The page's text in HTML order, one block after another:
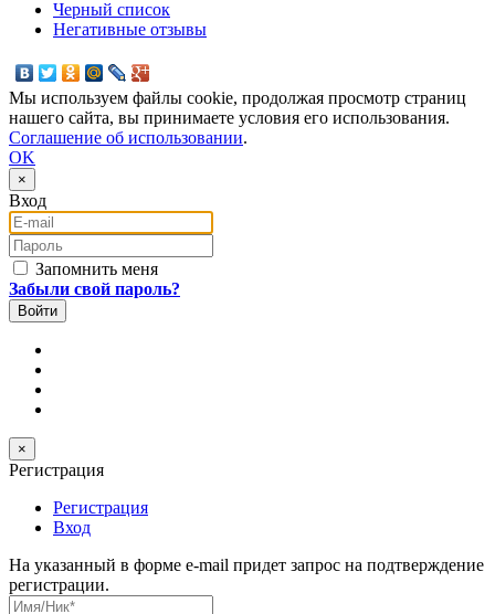
Черный список
Негативные отзывы
Мы используем файлы cookie, продолжая просмотр страниц
нашего сайта, вы принимаете условия его использования.
Соглашение об использовании.
OK
×
Вход
E-mail
Пароль
Запомнить меня
Забыли свой пароль?
×
Регистрация
Регистрация
Вход
На указанный в форме e-mail придет запрос на подтверждение
регистрации.
Имя/Ник